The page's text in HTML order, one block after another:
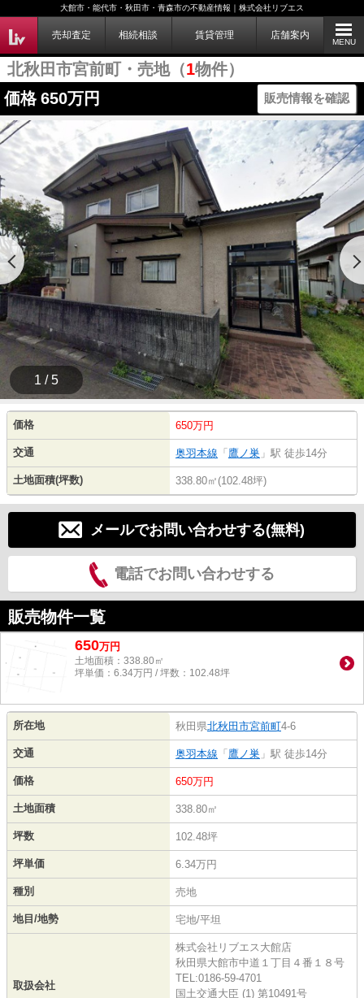
大館市・能代市・秋田市・青森市の不動産情報｜株式会社リブエス
売却査定 相続相談 賃貸管理 店舗案内
MENU
北秋田市宮前町・売地（1物件）
価格 650万円 販売情報を確認
1 / 5
価格 650万円
交通 奥羽本線 「 鷹ノ巣 」駅 徒歩14分
土地面積(坪数) 338.80㎡(102.48坪)
メールでお問い合わせする(無料)
電話でお問い合わせする
販売物件一覧
650万円
土地面積：338.80㎡
坪単価：6.34万円 / 坪数：102.48坪
所在地 秋田県北秋田市宮前町4-6
交通 奥羽本線 「 鷹ノ巣 」駅 徒歩14分
価格 650万円
土地面積 338.80㎡
坪数 102.48坪
坪単価 6.34万円
種別 売地
地目/地勢 宅地/平坦
取扱会社
株式会社リブエス大館店
秋田県大館市中道１丁目４番１８号
TEL:0186-59-4701
国土交通大臣 (1) 第10491号